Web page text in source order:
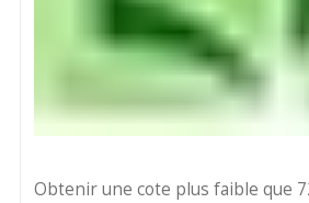
Obtenir une cote plus faible que